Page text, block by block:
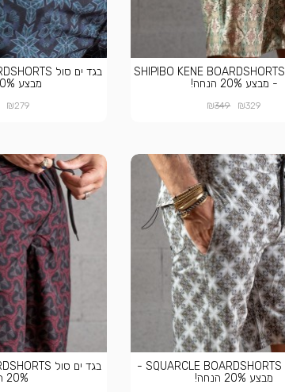
בגד ים סול SHIPIBO KENE BOARDSHORTS
- מבצע 20% הנחה!
₪329
₪349
מבצע 20% הנחה!
₪279
בגד ים סול SQUARCLE BOARDSHORTS -
מבצע 20% הנחה!
20% הנחה!